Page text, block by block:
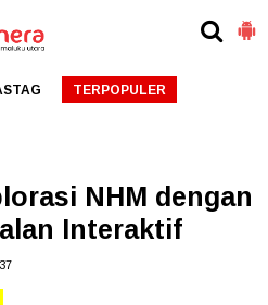
TERPOPULER
NHM dengan
Interaktif